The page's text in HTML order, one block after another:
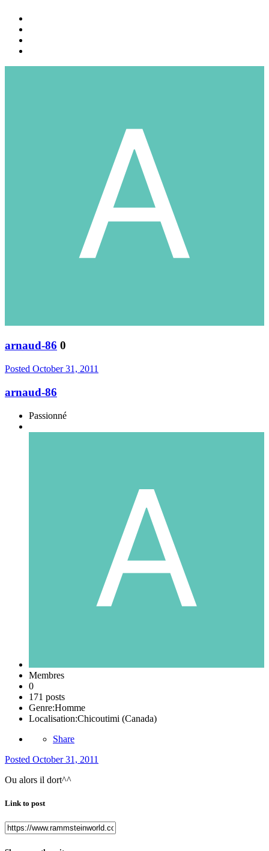
arnaud-86 0
Posted October 31, 2011
arnaud-86
Passionné
Membres
0
171 posts
Genre:Homme
Localisation:Chicoutimi (Canada)
Share
Posted October 31, 2011
Ou alors il dort^^
Link to post